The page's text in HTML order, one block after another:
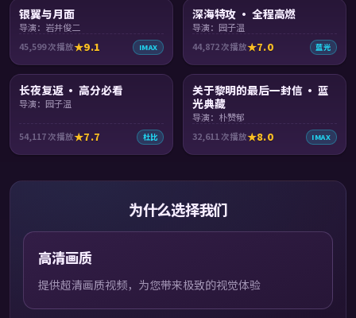
银翼与月面
导演：岩井俊二
45,599次播放 9.1 IMAX
深海特攻 · 全程高燃
导演：园子温
44,872次播放 7.0 蓝光
长夜复返 · 高分必看
导演：园子温
54,117 次播放 7.7 杜比
关于黎明的最后一封信 · 蓝
光典藏
导演：朴赞郁
32,611次播放 8.0 IMAX
为什么选择我们
高清画质
提供超清画质视频，为您带来极致的视觉体验